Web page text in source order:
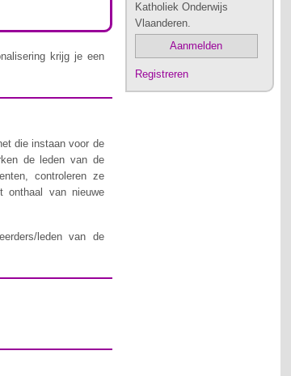
Katholiek Onderwijs
Vlaanderen.
Aanmelden
Registreren
krijg je een
die instaan voor de
de leden van de
controleren ze
onthaal van nieuwe
leden van de